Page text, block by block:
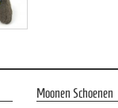
Moonen Schoenen